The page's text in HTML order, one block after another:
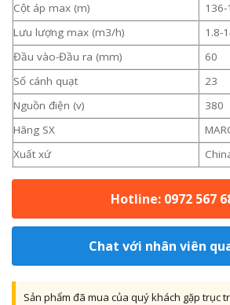
Cột áp max (m)
136-
Lưu lượng max (m3/h)
1.8-
Đầu vào-Đầu ra (mm)
60
Số cánh quạt
23
Nguồn điện (v)
380
Hãng SX
Xuất xứ
Hotline: 0972 567
Chat với nhân viên
Sản phẩm đã mua của quý khách gặp trục